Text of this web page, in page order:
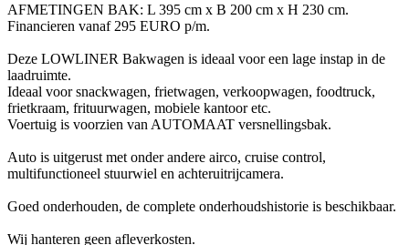
AFMETINGEN BAK: L 395 cm x B 200 cm x H 230 cm.
Financieren vanaf 295 EURO p/m.
Deze LOWLINER Bakwagen is ideaal voor een lage instap in de
laadruimte.
Ideaal voor snackwagen, frietwagen, verkoopwagen, foodtruck,
frietkraam, frituurwagen, mobiele kantoor etc.
Voertuig is voorzien van AUTOMAAT versnellingsbak.
Auto is uitgerust met onder andere airco, cruise control,
multifunctioneel stuurwiel en achteruitrijcamera.
Goed onderhouden, de complete onderhoudshistorie is beschikbaar.
Wij hanteren geen afleverkosten.